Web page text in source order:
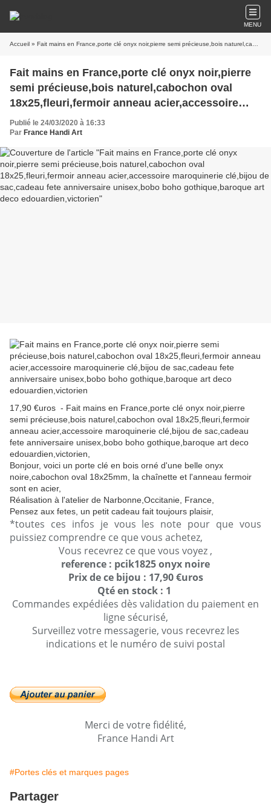
MENU
Accueil » Fait mains en France,porte clé onyx noir,pierre semi précieuse,bois naturel,cabochon oval 18x25,fleuri,fermoir anneau acier,accessoire maroquinerie clé,bijou de sac,cadeau fete anniversaire unisex,bobo boho gothique,baroque art deco edouardien,victorien
Fait mains en France,porte clé onyx noir,pierre
semi précieuse,bois naturel,cabochon oval
18x25,fleuri,fermoir anneau acier,accessoire
maroquinerie clé,bijou de sac,cadeau fete
anniversaire unisex,bobo boho
gothique,baroque art deco edouardien,victorien
Publié le 24/03/2020 à 16:33
Par France Handi Art
17,90 €uros - Fait mains en France,porte clé onyx noir,pierre
semi précieuse,bois naturel,cabochon oval 18x25,fleuri,fermoir
anneau acier,accessoire maroquinerie clé,bijou de sac,cadeau
fete anniversaire unisex,bobo boho gothique,baroque art deco
edouardien,victorien,
Bonjour, voici un porte clé en bois orné d'une belle onyx
noire,cabochon oval 18x25mm, la chaînette et l'anneau fermoir
sont en acier,
Réalisation à l'atelier de Narbonne,Occitanie, France,
Pensez aux fetes, un petit cadeau fait toujours plaisir,
*toutes ces infos je vous les note pour que vous
puissiez comprendre ce que vous achetez,
Vous recevrez ce que vous voyez ,
reference : pcik1825 onyx noire
Prix de ce bijou : 17,90 €uros
Qté en stock : 1
Commandes expédiées dès validation du paiement en
ligne sécurisé,
Surveillez votre messagerie, vous recevrez les
indications et le numéro de suivi postal
Merci de votre fidélité,
France Handi Art
#Portes clés et marques pages
Partager